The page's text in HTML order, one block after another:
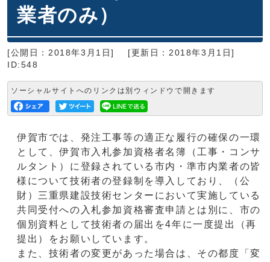
業者のみ）
[公開日：2018年3月1日]
[更新日：2018年3月1日]
ID:548
ソーシャルサイトへのリンクは別ウィンドウで開きます
伊賀市では、発注工事等の適正な履行の確保の一環
として、伊賀市入札参加資格者名簿（工事・コンサ
ルタント）に登録されている市内・準市内業者の皆
様について技術者の登録制を導入しており、（公
財）三重県建設技術センターにおいて実施している
共同受付への入札参加資格審査申請とは別に、市の
個別資料として技術者の届出を4年に一度提出（再
提出）をお願いしています。
また、技術者の変更があった場合は、その都度「変